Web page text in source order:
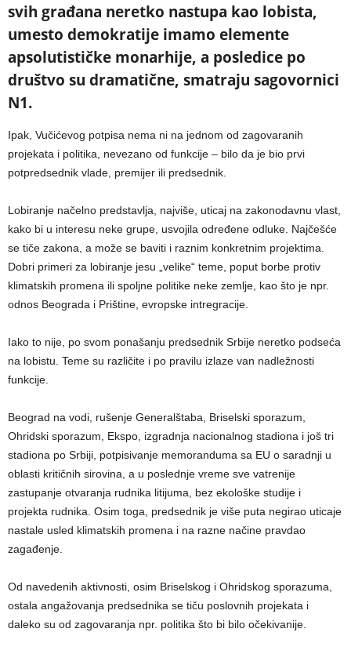
svih građana neretko nastupa kao lobista,
umesto demokratije imamo elemente
apsolutističke monarhije, a posledice po
društvo su dramatične, smatraju sagovornici
N1.
Ipak, Vučićevog potpisa nema ni na jednom od zagovaranih
projekata i politika, nevezano od funkcije – bilo da je bio prvi
potpredsednik vlade, premijer ili predsednik.
Lobiranje načelno predstavlja, najviše, uticaj na zakonodavnu vlast,
kako bi u interesu neke grupe, usvojila određene odluke. Najčešće
se tiče zakona, a može se baviti i raznim konkretnim projektima.
Dobri primeri za lobiranje jesu „velike“ teme, poput borbe protiv
klimatskih promena ili spoljne politike neke zemlje, kao što je npr.
odnos Beograda i Prištine, evropske intregracije.
Iako to nije, po svom ponašanju predsednik Srbije neretko podseća
na lobistu. Teme su različite i po pravilu izlaze van nadležnosti
funkcije.
Beograd na vodi, rušenje Generalštaba, Briselski sporazum,
Ohridski sporazum, Ekspo, izgradnja nacionalnog stadiona i još tri
stadiona po Srbiji, potpisivanje memoranduma sa EU o saradnji u
oblasti kritičnih sirovina, a u poslednje vreme sve vatrenije
zastupanje otvaranja rudnika litijuma, bez ekološke studije i
projekta rudnika. Osim toga, predsednik je više puta negirao uticaje
nastale usled klimatskih promena i na razne načine pravdao
zagađenje.
Od navedenih aktivnosti, osim Briselskog i Ohridskog sporazuma,
ostala angažovanja predsednika se tiču poslovnih projekata i
daleko su od zagovaranja npr. politika što bi bilo očekivanije.